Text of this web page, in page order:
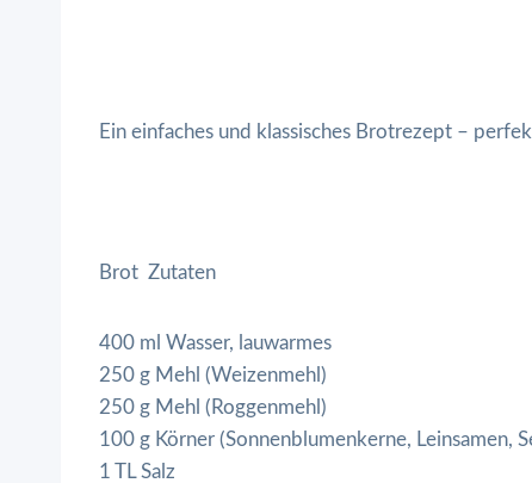
Ein einfaches und klassisches Brotrezept –
Brot Zutaten
400 ml Wasser, lauwarmes
250 g Mehl (Weizenmehl)
250 g Mehl (Roggenmehl)
100 g Körner (Sonnenblumenkerne, Leinsamen,
1 TL Salz